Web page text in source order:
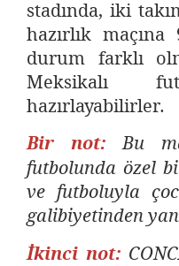
stadında, iki
hazırlık
durum farklı
Meksikalı
hazırlayabilirler.
Bir not: Bu
futbolunda özel
ve futboluyla
galibiyetinden
İkinci not: